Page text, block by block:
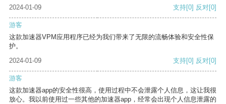
2024-01-09 支持[0] 反对[0]
游客
这款加速器VPM应用程序已经为我们带来了无限的流畅体验和安全性保
护。
2024-01-09
支持[0] 反对[0]
游客
这款加速器app的安全性很高，使用过程中不会泄露个人信息，这让我很
放心。我以前使用过一些其他的加速器app，经常会出现个人信息泄露的